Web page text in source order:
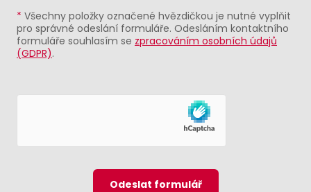
* Všechny položky označené hvězdičkou je nutné vyplňit
pro správné odeslání formuláře. Odesláním kontaktního
formuláře souhlasím se zpracováním osobních údajů
(GDPR).
Odeslat formulář